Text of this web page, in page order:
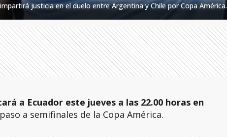
justicia en el duelo entre Argentina y Chile por Copa América.
a Ecuador este jueves a las 22.00 horas en
a semifinales de la Copa América.